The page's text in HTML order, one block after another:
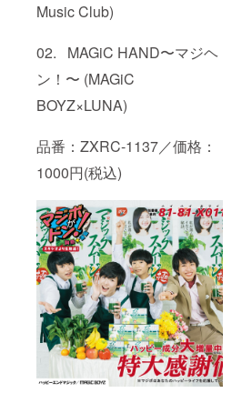
Music Club)
02. MAGiC HAND〜マジヘ
ン！〜 (MAGiC
BOYZ×LUNA)
品番：ZXRC-1137／価格：
1000円(税込)